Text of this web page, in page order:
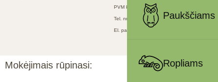
Paukščiams
Ropliams
PVM kodas: LT100016142012
Tel. nr.: +370 626 87327
El. paštas: info@akvanamai.lt
Mokėjimais rūpinasi: